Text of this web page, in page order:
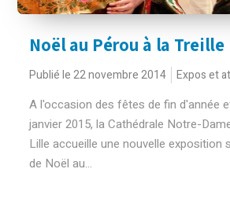
Noël au Pérou à la Treille
Publié le 22 novembre 2014 Expos et
A l'occasion des fêtes de fin d'année
janvier 2015, la Cathédrale Notre-
Lille accueille une nouvelle exposition
de Noël au...